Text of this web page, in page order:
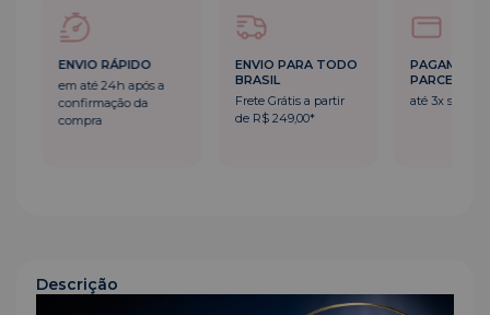
ENVIO RÁPIDO
em até 24h após a
confirmação da
compra
ENVIO PARA TODO
BRASIL
Frete Grátis a partir
de R$ 249,00*
PARCELADO
até 3x sem
Descrição